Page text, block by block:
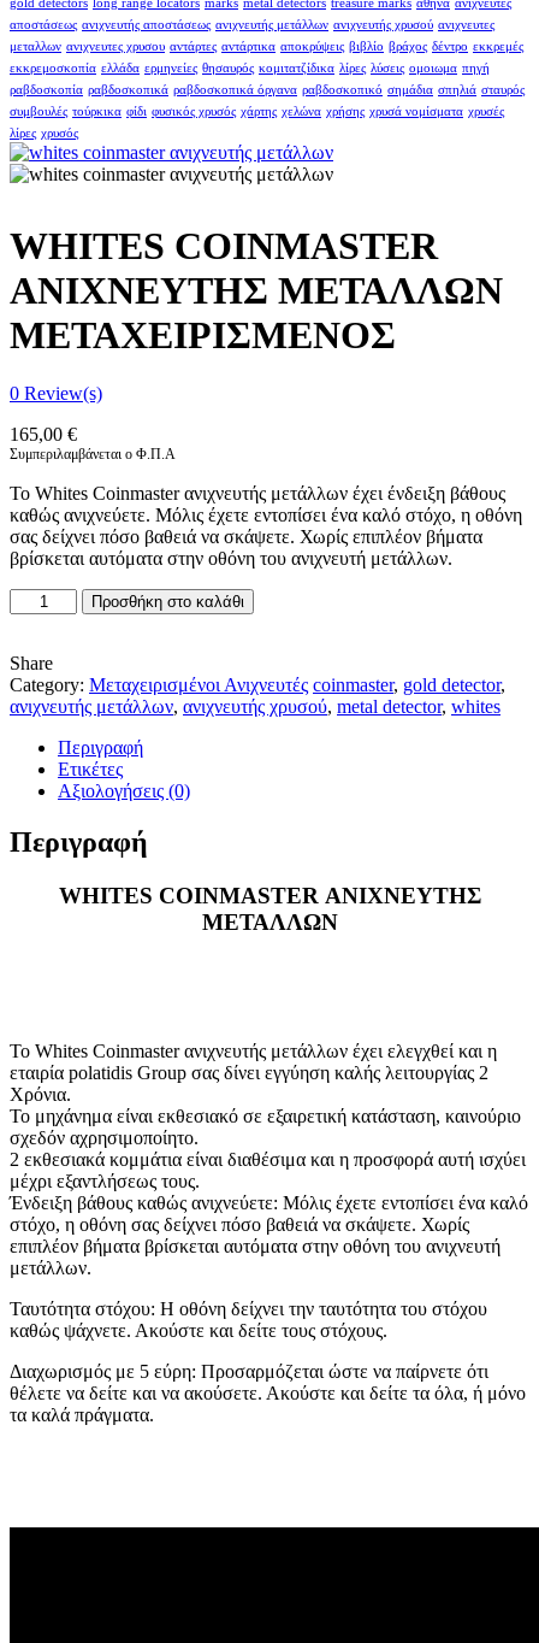
gold detectors long range locators marks metal detectors treasure marks αθήνα ανιχνευτές
αποστάσεως ανιχνευτής αποστάσεως ανιχνευτής μετάλλων ανιχνευτής χρυσού ανιχνευτες
μεταλλων ανιχνευτες χρυσου αντάρτες αντάρτικα αποκρύψεις βιβλίο βράχος δέντρο εκκρεμές
εκκρεμοσκοπία ελλάδα ερμηνείες θησαυρός κομιτατζίδικα λίρες λύσεις ομοιωμα πηγή
ραβδοσκοπία ραβδοσκοπικά ραβδοσκοπικά όργανα ραβδοσκοπικό σημάδια σπηλιά σταυρός
συμβουλές τούρκικα φίδι φυσικός χρυσός χάρτης χελώνα χρήσης χρυσά νομίσματα χρυσές
λίρες χρυσός
WHITES COINMASTER
ΑΝΙΧΝΕΥΤΗΣ ΜΕΤΑΛΛΩΝ
ΜΕΤΑΧΕΙΡΙΣΜΕΝΟΣ
0 Review(s)
165,00 €
Συμπεριλαμβάνεται ο Φ.Π.Α
Το Whites Coinmaster ανιχνευτής μετάλλων έχει ένδειξη βάθους
καθώς ανιχνεύετε. Μόλις έχετε εντοπίσει ένα καλό στόχο, η οθόνη
σας δείχνει πόσο βαθειά να σκάψετε. Χωρίς επιπλέον βήματα
βρίσκεται αυτόματα στην οθόνη του ανιχνευτή μετάλλων.
WHITES
COINMASTER
ΜΕΤΑΛΛΩΝ
ΜΕΤΑΧΕΙΡΙΣΜΕΝΟΣ
ποσότητα
Προσθήκη στο καλάθι
Share
Category: Μεταχειρισμένοι Ανιχνευτές coinmaster, gold detector,
ανιχνευτής μετάλλων, ανιχνευτής χρυσού, metal detector, whites
Περιγραφή
Ετικέτες
Αξιολογήσεις (0)
Περιγραφή
WHITES COINMASTER ΑΝΙΧΝΕΥΤΗΣ
ΜΕΤΑΛΛΩΝ
Το Whites Coinmaster ανιχνευτής μετάλλων έχει ελεγχθεί και η
εταιρία polatidis Group σας δίνει εγγύηση καλής λειτουργίας 2
Χρόνια.
Το μηχάνημα είναι εκθεσιακό σε εξαιρετική κατάσταση, καινούριο
σχεδόν αχρησιμοποίητο.
2 εκθεσιακά κομμάτια είναι διαθέσιμα και η προσφορά αυτή ισχύει
μέχρι εξαντλήσεως τους.
Ένδειξη βάθους καθώς ανιχνεύετε: Μόλις έχετε εντοπίσει ένα καλό
στόχο, η οθόνη σας δείχνει πόσο βαθειά να σκάψετε. Χωρίς
επιπλέον βήματα βρίσκεται αυτόματα στην οθόνη του ανιχνευτή
μετάλλων.
Ταυτότητα στόχου: Η οθόνη δείχνει την ταυτότητα του στόχου
καθώς ψάχνετε. Ακούστε και δείτε τους στόχους.
Διαχωρισμός με 5 εύρη: Προσαρμόζεται ώστε να παίρνετε ότι
θέλετε να δείτε και να ακούσετε. Ακούστε και δείτε τα όλα, ή μόνο
τα καλά πράγματα.